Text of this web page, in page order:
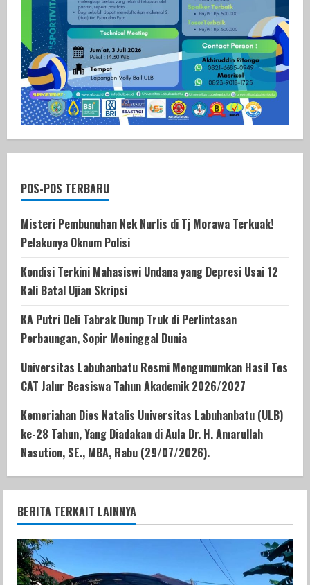
POS-POS TERBARU
Misteri Pembunuhan Nek Nurlis di Tj Morawa Terkuak!
Pelakunya Oknum Polisi
Kondisi Terkini Mahasiswi Undana yang Depresi Usai 12
Kali Batal Ujian Skripsi
KA Putri Deli Tabrak Dump Truk di Perlintasan
Perbaungan, Sopir Meninggal Dunia
Universitas Labuhanbatu Resmi Mengumumkan Hasil Tes
CAT Jalur Beasiswa Tahun Akademik 2026/2027
Kemeriahan Dies Natalis Universitas Labuhanbatu (ULB)
ke-28 Tahun, Yang Diadakan di Aula Dr. H. Amarullah
Nasution, SE., MBA, Rabu (29/07/2026).
BERITA TERKAIT LAINNYA